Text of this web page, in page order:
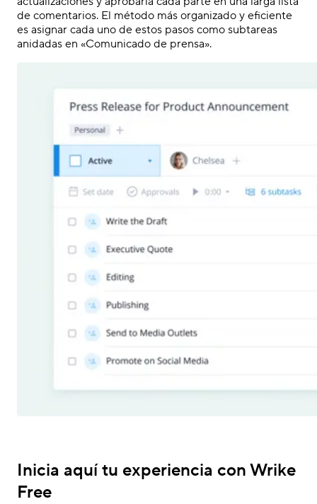
de comentarios. El método más organizado y eficiente
es asignar cada uno de estos pasos como subtareas
anidadas en «Comunicado de prensa».
Inicia aquí tu experiencia con Wrike
Free